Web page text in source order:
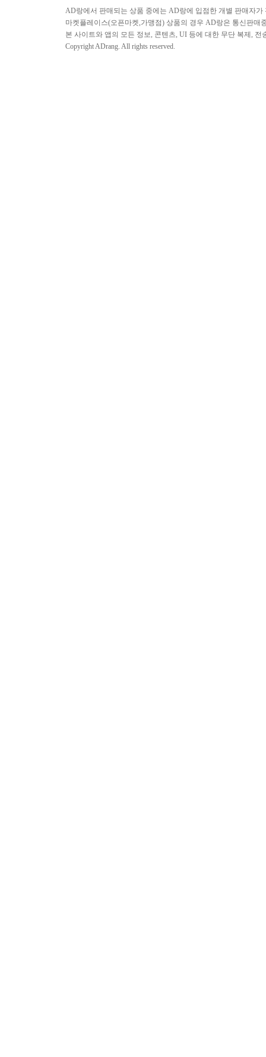
AD랑에서 판매되는 상품 중에는 AD랑에 입점한 개별 판매자
마켓플레이스(오픈마켓,가맹점) 상품의 경우 AD랑은 통신판
본 사이트와 앱의 모든 정보, 콘텐츠, UI 등에 대한 무단 복제,
Copyright ADrang. All rights reserved.